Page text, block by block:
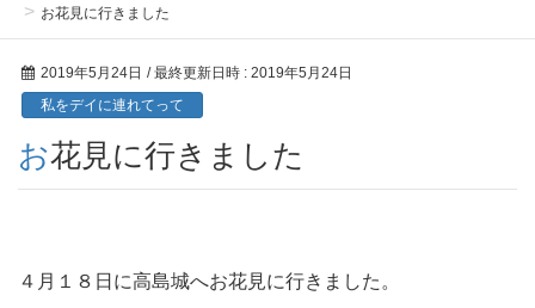
お花見に行きました
2019年5月24日 / 最終更新日時 : 2019年5月24日
私をデイに連れてって
お花見に行きました
４月１８日に高島城へお花見に行きました。